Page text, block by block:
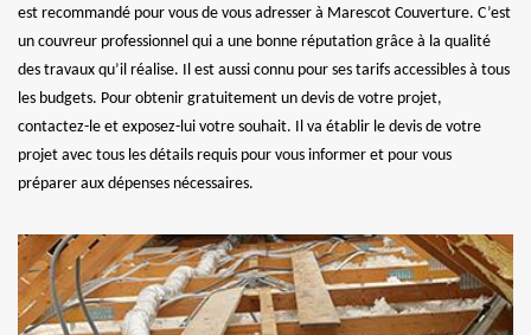
est recommandé pour vous de vous adresser à Marescot Couverture. C’est
un couvreur professionnel qui a une bonne réputation grâce à la qualité
des travaux qu’il réalise. Il est aussi connu pour ses tarifs accessibles à tous
les budgets. Pour obtenir gratuitement un devis de votre projet,
contactez-le et exposez-lui votre souhait. Il va établir le devis de votre
projet avec tous les détails requis pour vous informer et pour vous
préparer aux dépenses nécessaires.